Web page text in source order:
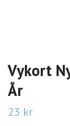
Vykort
År
23 kr